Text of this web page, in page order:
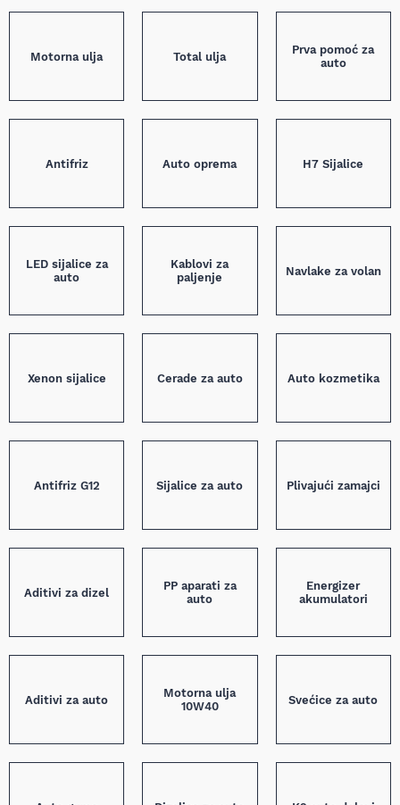
Motorna ulja Total ulja
Prva pomoć za
auto
Antifriz Auto oprema H7 Sijalice
LED sijalice za
auto
Kablovi za
paljenje
Navlake za volan
Xenon sijalice Cerade za auto Auto kozmetika
Antifriz G12 Sijalice za auto Plivajući zamajci
Aditivi za dizel
PP aparati za
auto
Energizer
akumulatori
Aditivi za auto
Motorna ulja
10W40
Svećice za auto